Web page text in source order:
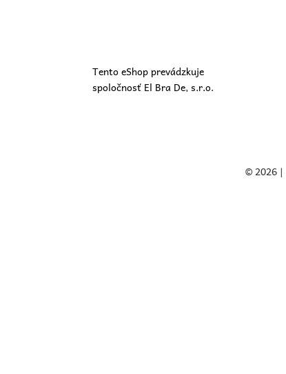
Tento eShop prevádzkuje
spoločnosť El Bra De, s.r.o.
© 2026 |